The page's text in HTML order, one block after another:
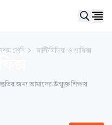
শ্রেণি মাল্টিমিডিয়া ও গ্রাফিক্স
জন্য আমাদের উন্মুক্ত শিক্ষায়